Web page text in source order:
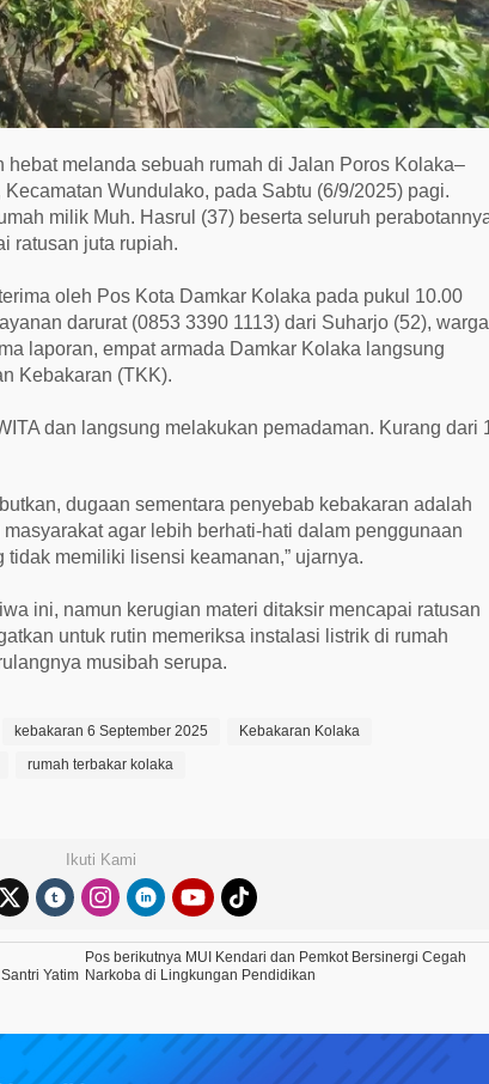
hebat melanda sebuah rumah di Jalan Poros Kolaka–
Wundulako, pada Sabtu (6/9/2025) pagi.
milik Muh. Hasrul (37) beserta seluruh
ratusan juta rupiah.
oleh Pos Kota Damkar Kolaka pada pukul 10.00
darurat (0853 3390 1113) dari Suharjo (52), warga
laporan, empat armada Damkar Kolaka langsung
Kebakaran (TKK).
dan langsung melakukan pemadaman. Kurang dari
dugaan sementara penyebab kebakaran adalah
agar lebih berhati-hati dalam penggunaan
memiliki lisensi keamanan,” ujarnya.
ini, namun kerugian materi ditaksir mencapai ratusan
untuk rutin memeriksa instalasi listrik di rumah
musibah serupa.
kebakaran 6 September 2025
Kebakaran Kolaka
rumah terbakar kolaka
Ikuti Kami
Yatim
Pos berikutnya MUI Kendari dan Pemkot Bersinergi Cegah
Narkoba di Lingkungan Pendidikan